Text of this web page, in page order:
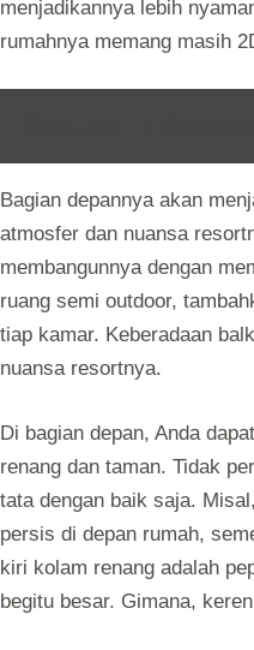
menjadikannya lebih
rumahnya memang masih
Bagian depannya akan
atmosfer dan nuansa
membangunnya dengan
ruang semi outdoor,
tiap kamar. Keberadaan
nuansa resortnya.
Di bagian depan, Anda
renang dan taman. Tidak
tata dengan baik saja.
persis di depan rumah,
kiri kolam renang adalah
begitu besar. Gimana,